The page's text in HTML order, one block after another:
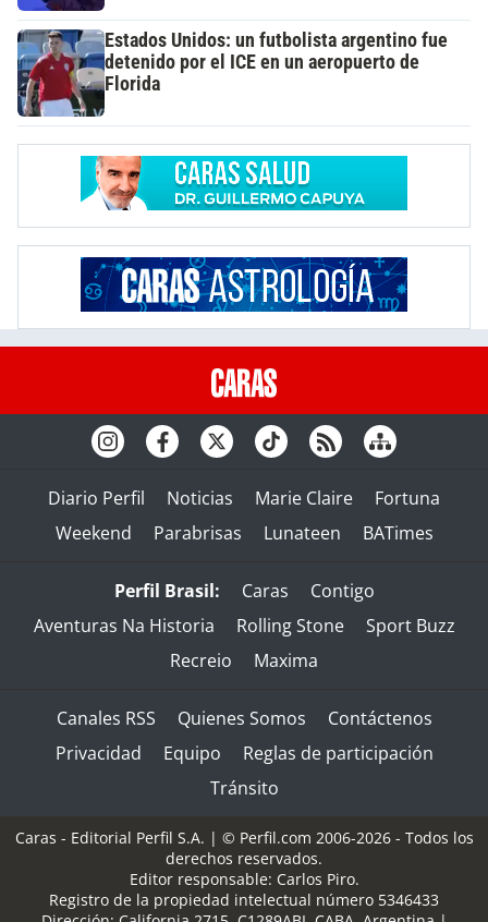
Estados Unidos: un futbolista argentino fue
detenido por el ICE en un aeropuerto de
Florida
Diario Perfil Noticias Marie Claire
Fortuna
Weekend
Parabrisas Lunateen BATimes
Perfil Brasil: Caras
Contigo
Aventuras Na Historia
Rolling Stone
Sport Buzz
Recreio
Maxima
Canales RSS Quienes Somos
Contáctenos
Privacidad
Equipo
Reglas de participación
Tránsito
Caras - Editorial Perfil S.A. | © Perfil.com 2006-2026 - Todos los
derechos reservados.
Editor responsable: Carlos Piro.
Registro de la propiedad intelectual número 5346433